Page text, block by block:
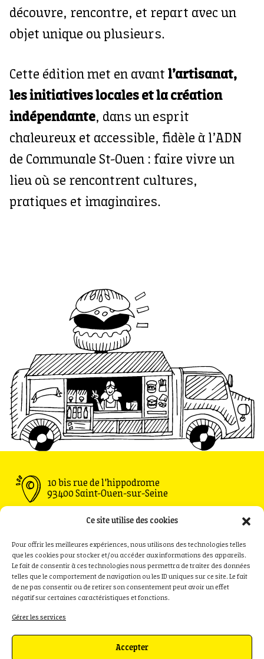
Ce site utilise des cookies
Pour offrir les meilleures expériences, nous utilisons des technologies telles
que les cookies pour stocker et/ou accéder aux informations des appareils.
Le fait de consentir à ces technologies nous permettra de traiter des données
telles que le comportement de navigation ou les ID uniques sur ce site. Le fait
de ne pas consentir ou de retirer son consentement peut avoir un effet
négatif sur certaines caractéristiques et fonctions.
Gérer les services
Accepter
découvre, rencontre, et repart avec un
objet unique ou plusieurs.
Cette édition met en avant l’artisanat,
les initiatives locales et la création
indépendante, dans un esprit
chaleureux et accessible, fidèle à l’ADN
de Communale St-Ouen : faire vivre un
lieu où se rencontrent cultures,
pratiques et imaginaires.
10 bis rue de l'hippodrome
93400 Saint-Ouen-sur-Seine
Ouvert du Mardi au Vendredi : 11h30 - 00h00
Samedi : 09h00 - 00h00
Privatisation
Contact
Recrutement
Politique de cookies (UE)